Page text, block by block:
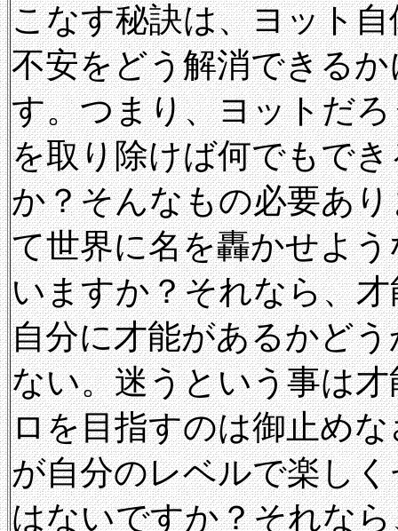
こなす秘訣は、ヨット
不安をどう解消できる
す。つまり、ヨットだ
を取り除けば何でもで
か？そんなもの必要あ
て世界に名を轟かせよ
いますか？それなら、
自分に才能があるかど
ない。迷うという事は
ロを目指すのは御止め
が自分のレベルで楽し
はないですか？それな